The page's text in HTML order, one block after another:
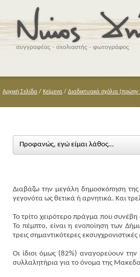
Αρχική Σελίδα / Κείμενα / Διαδικτυακά σχόλια (πρώην
Προφανώς, εγώ είμαι λάθος…
Διαβάζω την μεγάλη δημοσκόπηση της
γεγονότα ως θετικά ή αρνητικά. Και
Το τρίτο χειρότερο πράγμα που
Το πέμπτο, είναι η ενοποίηση των
τρεις σημαντικότερες
Οι ίδιοι όμως (82%) αναγορεύουν
συλλαλητήρια για το όνομα της